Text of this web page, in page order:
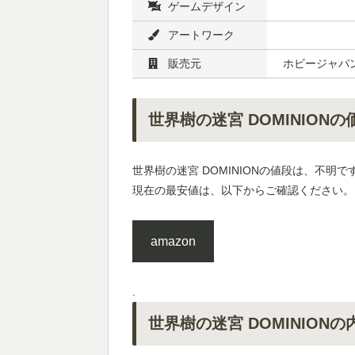
ゲームデザイン
アートワーク
販売元 ホビージャパ
世界樹の迷宮 DOMINIONの
世界樹の迷宮 DOMINIONの値段は、不明です
現在の最安値は、以下からご確認ください。
amazon
.
世界樹の迷宮 DOMINIONの